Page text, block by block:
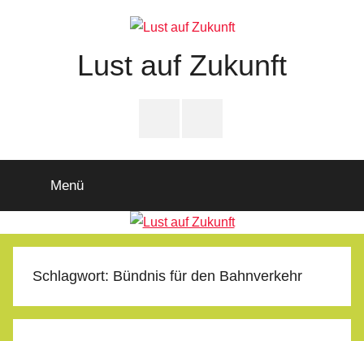
Lust auf Zukunft
Menü
Schlagwort: Bündnis für den Bahnverkehr